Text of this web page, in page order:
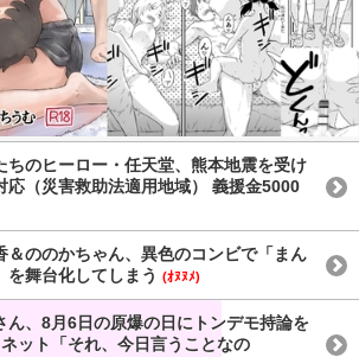
ちのヒーロー・任天堂、熊本地震を受け
応（災害救助法適用地域） 義援金5000
＆ののかちゃん、異色のコンビで「まん
を舞台化してしまう (ｵﾇﾇﾒ)
ん、8月6日の原爆の日にトンデモ持論を
ット「それ、今日言うことなの